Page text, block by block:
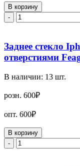
В корзину
-
Заднее стекло
отверстиями
В наличии: 13 шт.
розн. 600₽
опт. 600₽
В корзину
-